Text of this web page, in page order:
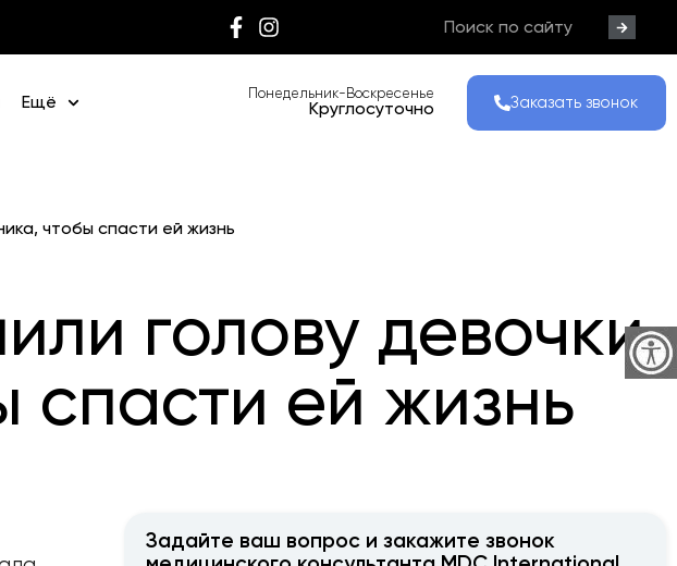
Ещё Понедельник-Воскресенье
Круглосуточно Заказать звонок
чтобы спасти ей жизнь
голову девочки
спасти ей жизнь
Задайте ваш вопрос и закажите звонок